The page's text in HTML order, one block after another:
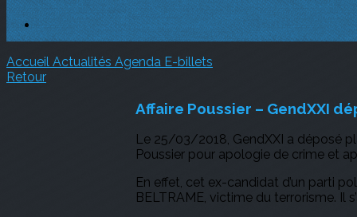
Accueil Actualités Agenda E-billets
Retour
Affaire Poussier – GendXXI
Le 25/03/2018, GendXXI a déposé
Poussier pour apologie de crime et
En effet, cet ex-candidat d’un parti
BELTRAME, victime du terrorisme. Il